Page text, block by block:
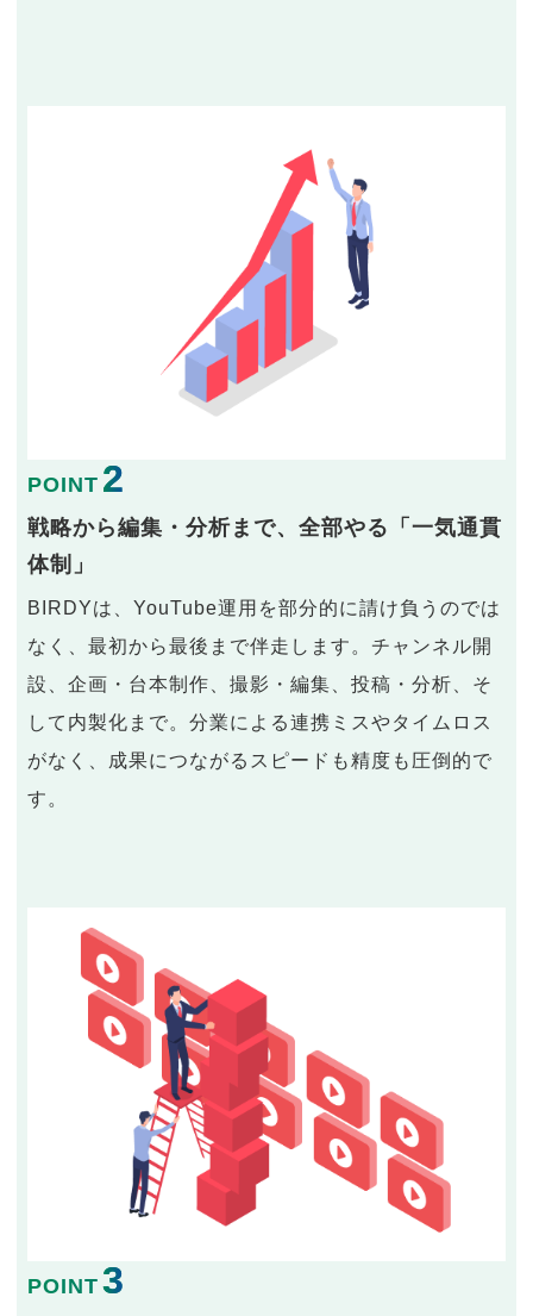
POINT 2
戦略から編集・分析まで、全部やる「一気通貫
体制」
BIRDYは、YouTube運用を部分的に請け負うのでは
なく、最初から最後まで伴走します。チャンネル開
設、企画・台本制作、撮影・編集、投稿・分析、そ
して内製化まで。分業による連携ミスやタイムロス
がなく、成果につながるスピードも精度も圧倒的で
す。
POINT 3